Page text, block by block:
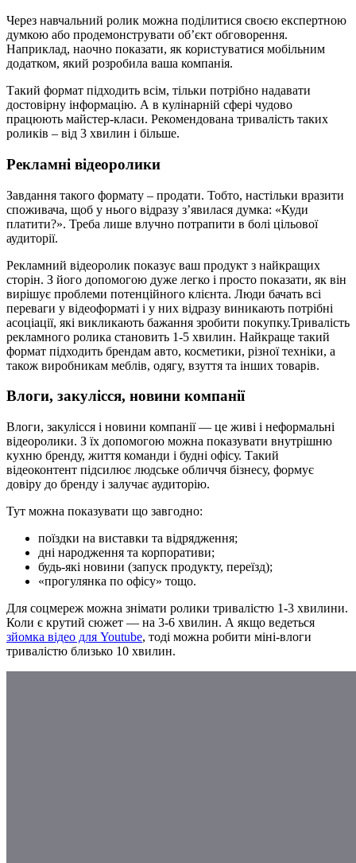
Через навчальний ролик можна поділитися своєю експертною
думкою або продемонструвати об’єкт обговорення.
Наприклад, наочно показати, як користуватися мобільним
додатком, який розробила ваша компанія.
Такий формат підходить всім, тільки потрібно надавати
достовірну інформацію. А в кулінарній сфері чудово
працюють майстер-класи. Рекомендована тривалість таких
роликів – від 3 хвилин і більше.
Рекламні відеоролики
Завдання такого формату – продати. Тобто, настільки вразити
споживача, щоб у нього відразу з’явилася думка: «Куди
платити?». Треба лише влучно потрапити в болі цільової
аудиторії.
Рекламний відеоролик показує ваш продукт з найкращих
сторін. З його допомогою дуже легко і просто показати, як він
вирішує проблеми потенційного клієнта. Люди бачать всі
переваги у відеоформаті і у них відразу виникають потрібні
асоціації, які викликають бажання зробити покупку.Тривалість
рекламного ролика становить 1-5 хвилин. Найкраще такий
формат підходить брендам авто, косметики, різної техніки, а
також виробникам меблів, одягу, взуття та інших товарів.
Влоги, закулісся, новини компанії
Влоги, закулісся і новини компанії — це живі і неформальні
відеоролики. З їх допомогою можна показувати внутрішню
кухню бренду, життя команди і будні офісу. Такий
відеоконтент підсилює людське обличчя бізнесу, формує
довіру до бренду і залучає аудиторію.
Тут можна показувати що завгодно:
поїздки на виставки та відрядження;
дні народження та корпоративи;
будь-які новини (запуск продукту, переїзд);
«прогулянка по офісу» тощо.
Для соцмереж можна знімати ролики тривалістю 1-3 хвилини.
Коли є крутий сюжет — на 3-6 хвилин. А якщо ведеться
зйомка відео для Youtube, тоді можна робити міні-влоги
тривалістю близько 10 хвилин.